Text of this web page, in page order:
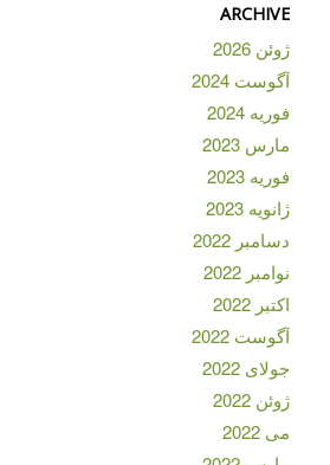
ARCHIVE
ژوئن 2026
آگوست 2024
فوریه 2024
مارس 2023
فوریه 2023
ژانویه 2023
دسامبر 2022
نوامبر 2022
اکتبر 2022
آگوست 2022
جولای 2022
ژوئن 2022
می 2022